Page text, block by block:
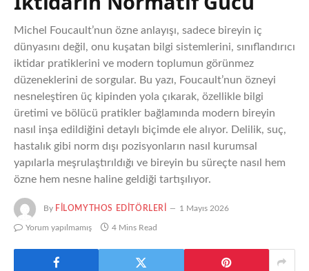
Michel Foucault’nun özne anlayışı, sadece bireyin iç
dünyasını değil, onu kuşatan bilgi sistemlerini, sınıflandırıcı
iktidar pratiklerini ve modern toplumun görünmez
düzeneklerini de sorgular. Bu yazı, Foucault’nun özneyi
nesneleştiren üç kipinden yola çıkarak, özellikle bilgi
üretimi ve bölücü pratikler bağlamında modern bireyin
nasıl inşa edildiğini detaylı biçimde ele alıyor. Delilik, suç,
hastalık gibi norm dışı pozisyonların nasıl kurumsal
yapılarla meşrulaştırıldığı ve bireyin bu süreçte nasıl hem
özne hem nesne haline geldiği tartışılıyor.
By FILOMYTHOS EDITÖRLERI 1 Mayıs 2026
Yorum yapılmamış 4 Mins Read